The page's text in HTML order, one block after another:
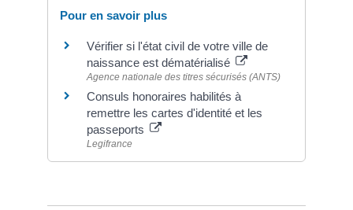
Pour en savoir plus
Vérifier si l'état civil de votre ville de
naissance est dématérialisé
Agence nationale des titres sécurisés (ANTS)
Consuls honoraires habilités à
remettre les cartes d'identité et les
passeports
Legifrance